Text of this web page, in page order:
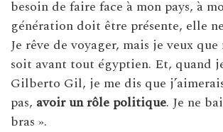
besoin de faire face à mon pays, à
génération doit être présente, elle
Je rêve de voyager, mais je veux
soit avant tout égyptien. Et, quand
Gilberto Gil, je me dis que
pas, avoir un rôle politique. Je ne
bras ».